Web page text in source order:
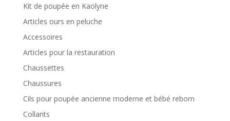
Kit de poupée en Kaolyne
Articles ours en peluche
Accessoires
Articles pour la restauration
Chaussettes
Chaussures
Cils pour poupée ancienne moderne et bébé reborn
Collants